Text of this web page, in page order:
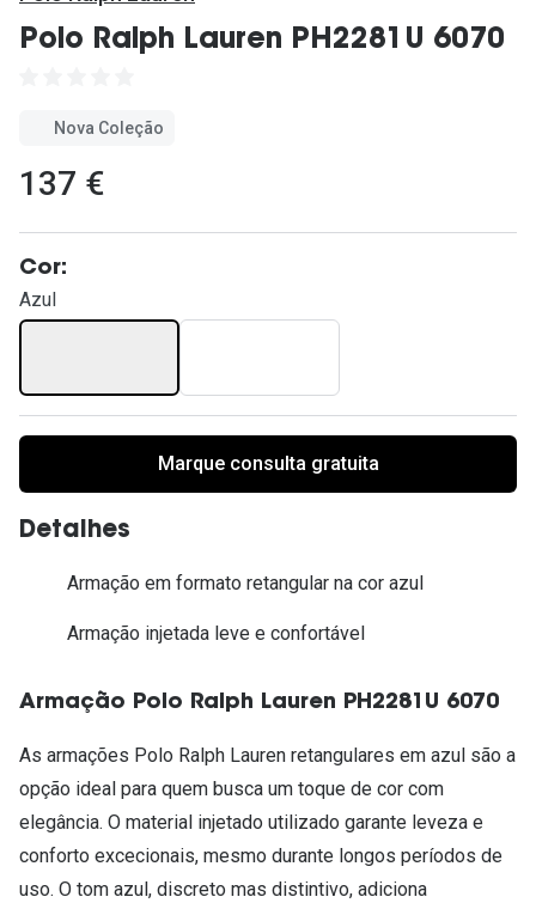
Polo Ralph Lauren PH2281U 6070
Nova Coleção
137 €
Cor:
Azul
Marque consulta gratuita
Detalhes
Armação em formato retangular na cor azul
Armação injetada leve e confortável
Armação Polo Ralph Lauren PH2281U 6070
As armações Polo Ralph Lauren retangulares em azul são a
opção ideal para quem busca um toque de cor com
elegância. O material injetado utilizado garante leveza e
conforto excecionais, mesmo durante longos períodos de
uso. O tom azul, discreto mas distintivo, adiciona